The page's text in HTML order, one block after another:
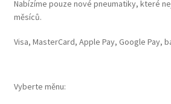
Nabízíme pouze nové pneumatiky, které
měsíců.
Visa, MasterCard, Apple Pay, Google Pay,
Vyberte měnu: